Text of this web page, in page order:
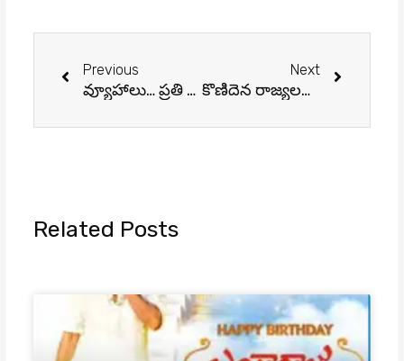
Prev
Previous
వ్యూహాలు… ప్రతి వ్యూహాలు… ఏమిటో రాబోయే ఫలితాలు?
Next
కొణిదెన రాజ్యలక్ష్మి కి PG విద్యాభ్యాసానికి ఆర్థిక సహాయం
Next
Related Posts